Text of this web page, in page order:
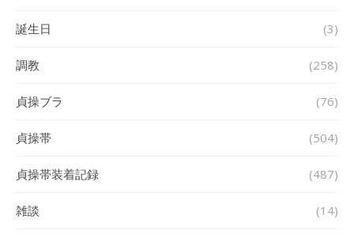
誕生日 (3)
調教 (258)
貞操ブラ (76)
貞操帯 (504)
貞操帯装着記録 (487)
雑談 (14)